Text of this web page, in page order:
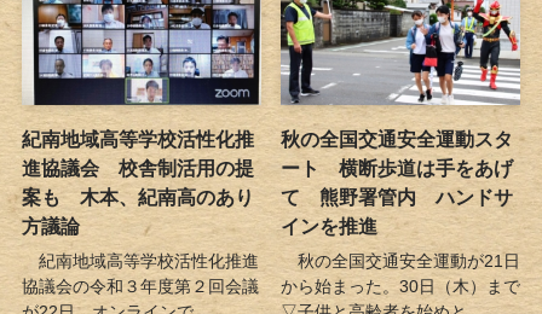
紀南地域高等学校活性化推
進協議会 校舎制活用の提
案も 木本、紀南高のあり
方議論
紀南地域高等学校活性化推進
協議会の令和３年度第２回会議
秋の全国交通安全運動スタ
ート 横断歩道は手をあげ
て 熊野署管内 ハンドサ
インを推進
秋の全国交通安全運動が21日
から始まった。30日（木）まで